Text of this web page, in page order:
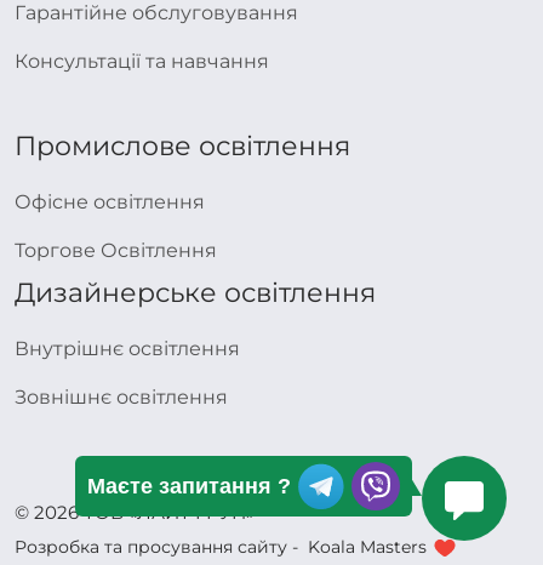
Гарантійне обслуговування
Консультації та навчання
Промислове освітлення
Офісне освітлення
Торгове Освітлення
Дизайнерське освітлення
Внутрішнє освітлення
Зовнішнє освітлення
© 2026 ТОВ «ЛАЙТ ГРУП»
Розробка та просування сайту - Koala Masters
Маєте запитання ?